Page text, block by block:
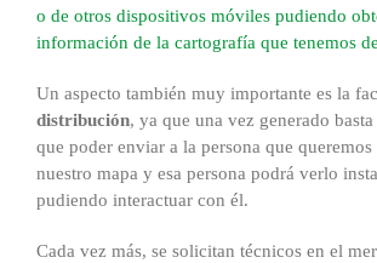
o de otros dispositivos móviles pudiendo
información de la cartografía que tenemos
Un aspecto también muy importante es la
distribución, ya que una vez generado
que poder enviar a la persona que queremos
nuestro mapa y esa persona podrá verlo
pudiendo interactuar con él.
Cada vez más, se solicitan técnicos en el